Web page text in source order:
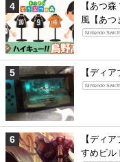
【あつ
風【あつ
Nintendo
【ディ
Nintendo
【ディ
すめビル